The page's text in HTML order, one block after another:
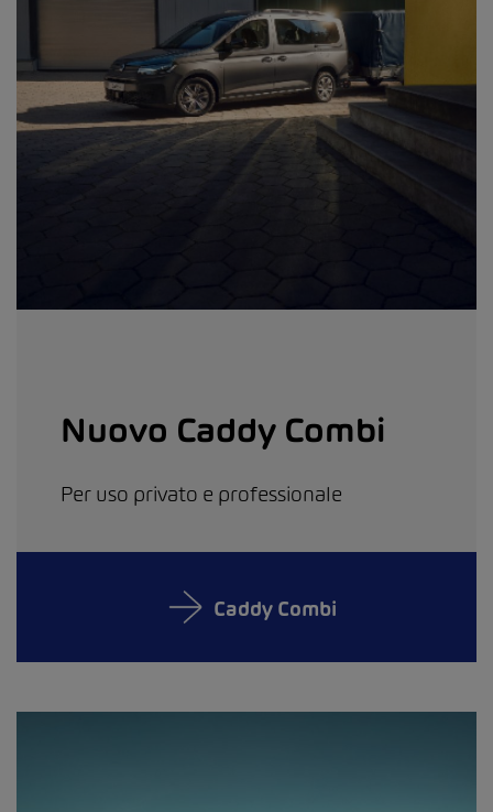
Nuovo Caddy Combi
Per uso privato e professionale
Caddy Combi